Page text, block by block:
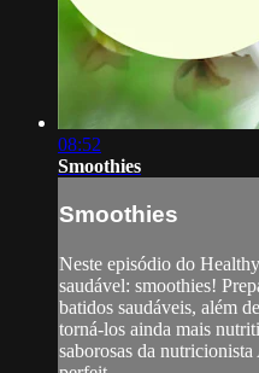
08:52
Smoothies
Smoothies
Neste episódio do
saudável: smoothies!
batidos saudáveis, além
torná-los ainda mais
saborosas da